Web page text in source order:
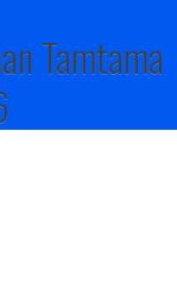
Tamtama